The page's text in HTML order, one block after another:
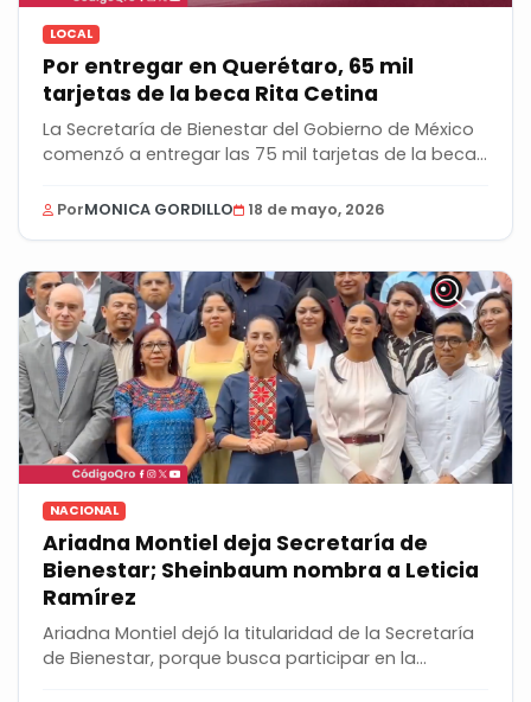
LOCAL
Por entregar en Querétaro, 65 mil
tarjetas de la beca Rita Cetina
La Secretaría de Bienestar del Gobierno de México
comenzó a entregar las 75 mil tarjetas de la beca...
PorMONICA GORDILLO 18 de mayo, 2026
NACIONAL
Ariadna Montiel deja Secretaría de
Bienestar; Sheinbaum nombra a Leticia
Ramírez
Ariadna Montiel dejó la titularidad de la Secretaría
de Bienestar, porque busca participar en la...